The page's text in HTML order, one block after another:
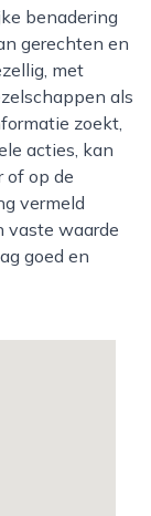
benadering
gerechten en
met
als
zoekt,
acties, kan
of op de
vermeld
vaste waarde
goed en